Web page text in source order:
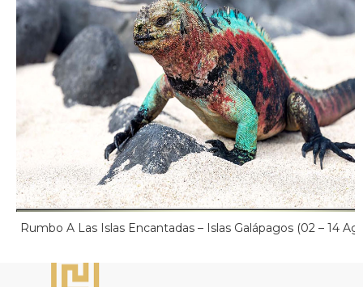
Rumbo A Las Islas Encantadas – Islas Galápagos (02 – 14